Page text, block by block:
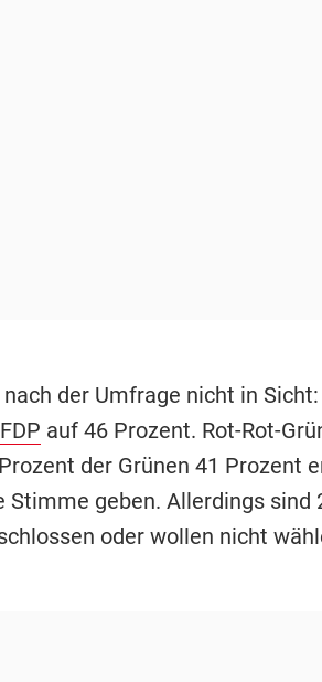
der Umfrage nicht in Sicht:
FDP auf 46 Prozent. Rot-Rot-
der Grünen 41 Prozent
Stimme geben. Allerdings sind
oder wollen nicht